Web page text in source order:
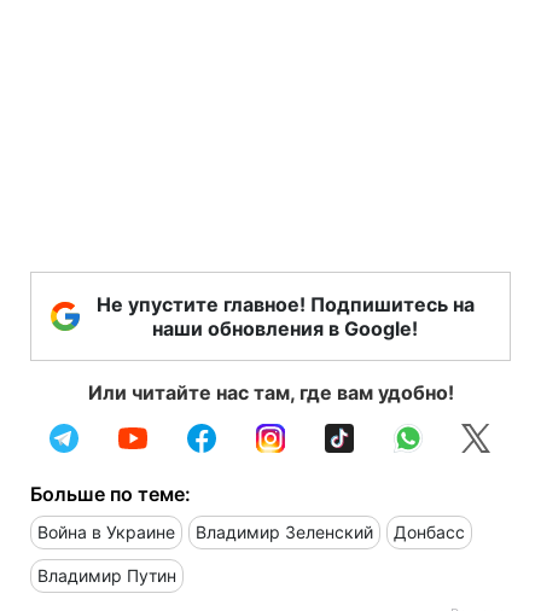
Не упустите главное! Подпишитесь на
наши обновления в Google!
Или читайте нас там, где вам удобно!
Больше по теме:
Война в Украине Владимир Зеленский Донбасс
Владимир Путин